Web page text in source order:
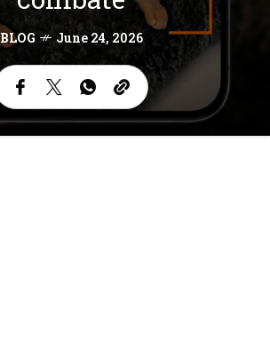
BLOG June 24, 2026